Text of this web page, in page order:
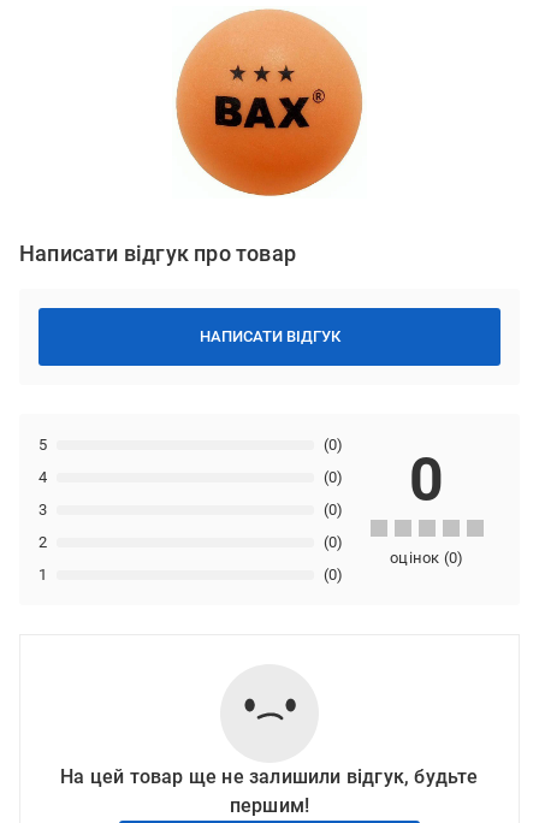
Написати відгук про товар
НАПИСАТИ ВІДГУК
1 (0)
2 (0)
3 (0)
4 (0)
5 (0)
0
оцінок (0)
На цей товар ще не залишили відгук, будьте
першим!